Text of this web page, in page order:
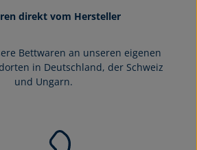
direkt vom Hersteller
Bettwaren an unseren eigenen
in Deutschland, der Schweiz
und Ungarn.